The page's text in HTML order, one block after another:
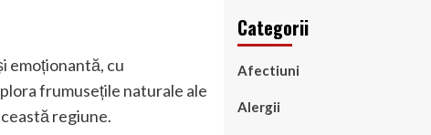
emoționantă, cu
frumusețile naturale ale
regiune.
Categorii
Afectiuni
Alergii